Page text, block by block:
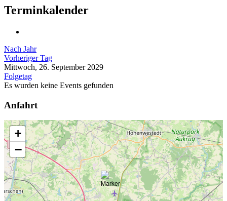
Terminkalender
Nach Jahr
Vorheriger Tag
Mittwoch, 26. September 2029
Folgetag
Es wurden keine Events gefunden
Anfahrt
+
−